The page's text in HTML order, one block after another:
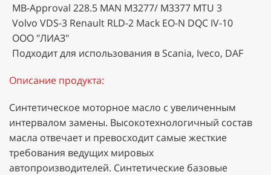
MB-Approval 228.5 MAN M3277/ M3377 MTU 3
Volvo VDS-3 Renault RLD-2 Mack EO-N DQC IV-10
ООО "ЛИАЗ"
Подходит для использования в Scania, Iveco, DAF
Описание продукта:
Синтетическое моторное масло с увеличенным
интервалом замены. Высокотехнологичный состав
масла отвечает и превосходит самые жесткие
требования ведущих мировых
автопроизводителей. Синтетические базовые